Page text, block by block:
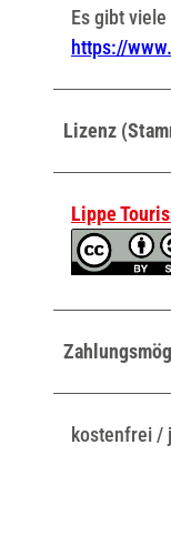
Es gibt
https://
Lizenz
Lippe
kostenfrei /